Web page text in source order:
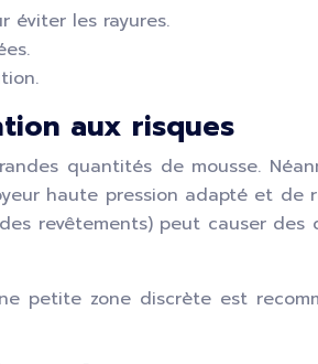
éviter les rayures.
aux risques
quantités de mousse.
haute pression adapté et de
revêtements) peut causer
petite zone discrète est